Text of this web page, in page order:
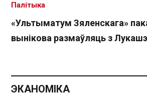
«Ультыматум Зяленскага»
вынікова размаўляць з
Палітыка
ЭКАНОМІКА